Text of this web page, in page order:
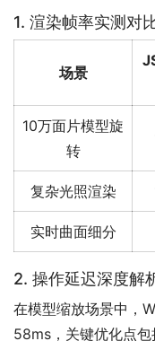
1. 渲染帧率实测对
场景
10万面片模型旋
转
复杂光照渲染
实时曲面细分
2. 操作延迟深度解
在模型缩放场景中，
58ms，关键优化点包